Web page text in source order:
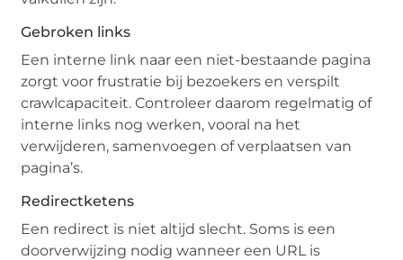
Gebroken links
Een interne link naar een niet-bestaande pagina
zorgt voor frustratie bij bezoekers en verspilt
crawlcapaciteit. Controleer daarom regelmatig of
interne links nog werken, vooral na het
verwijderen, samenvoegen of verplaatsen van
pagina’s.
Redirectketens
Een redirect is niet altijd slecht. Soms is een
doorverwijzing nodig wanneer een URL is